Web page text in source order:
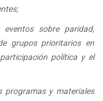
sobre paridad,
grupos prioritarios en
política y el
y materiales